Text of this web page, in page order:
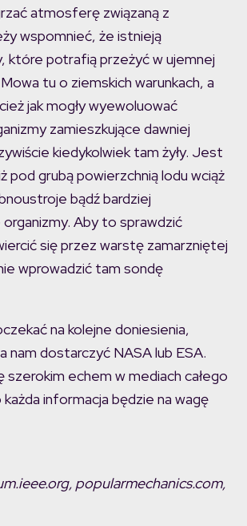
atmosferę związaną z
wspomnieć, że istnieją
które potrafią przeżyć w ujemnej
tu o ziemskich warunkach, a
jak mogły wyewoluować
zamieszkujące dawniej
kiedykolwiek tam żyły. Jest
pod grubą powierzchnią lodu wciąż
bądź bardziej
Aby to sprawdzić
się przez warstę zamarzniętej
wprowadzić tam sondę
na kolejne doniesienia,
nam dostarczyć NASA lub ESA.
szerokim echem w mediach całego
informacja będzie na wagę
popularmechanics.com,